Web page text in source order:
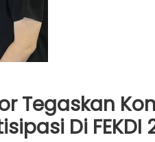
Tegaskan
Di FEKDI